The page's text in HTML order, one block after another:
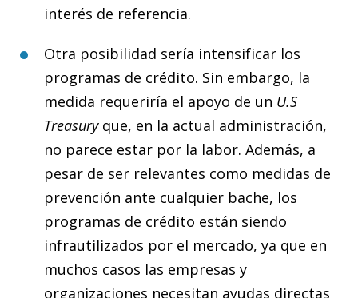
interés de referencia.
Otra posibilidad sería intensificar los
programas de crédito. Sin embargo, la
medida requeriría el apoyo de un U.S
Treasuryque, en la actual administración,
no parece estar por la labor. Además, a
pesar de ser relevantes como medidas de
prevención ante cualquier bache, los
programas de crédito están siendo
infrautilizados por el mercado, ya que en
muchos casos las empresas y
organizaciones necesitan ayudas directas